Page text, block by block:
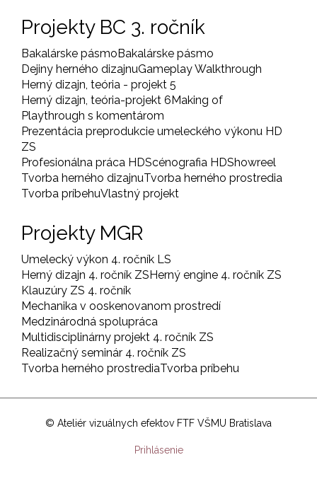
Projekty BC 3. ročník
Bakalárske pásmoBakalárske pásmo
Dejiny herného dizajnuGameplay Walkthrough
Herný dizajn, teória - projekt 5
Herný dizajn, teória-projekt 6Making of
Playthrough s komentárom
Prezentácia preprodukcie umeleckého výkonu HD
ZS
Profesionálna práca HDScénografia HDShowreel
Tvorba herného dizajnuTvorba herného prostredia
Tvorba príbehuVlastný projekt
Projekty MGR
Umelecký výkon 4. ročník LS
Herný dizajn 4. ročník ZSHerný engine 4. ročník ZS
Klauzúry ZS 4. ročník
Mechanika v ooskenovanom prostredí
Medzinárodná spolupráca
Multidisciplinárny projekt 4. ročník ZS
Realizačný seminár 4. ročník ZS
Tvorba herného prostrediaTvorba príbehu
© Ateliér vizuálnych efektov FTF VŠMU Bratislava
Prihlásenie